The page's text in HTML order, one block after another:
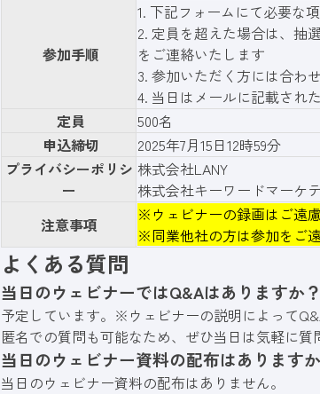
参加手順
1. 下記フォーム にて必要な
2. 定員を超えた場合は、抽
をご連絡いたします
3. 参加いただく方には合わ
4. 当日はメールに記載され
定員
500名
申込締切
2025年7月15日12時59分
プライバシーポリシ
ー
株式会社LANY
株式会社キーワードマーケ
注意事項
※ウェビナーの録画はご遠慮
※同業他社の方は参加をご
よくある質問
当日のウェビナーではQ&Aはありますか？
予定しています。※ウェビナーの説明によって
匿名での質問も可能なため、ぜひ当日は気軽に質
当日のウェビナー資料の配布はあります
当日のウェビナー資料の配布はありません。